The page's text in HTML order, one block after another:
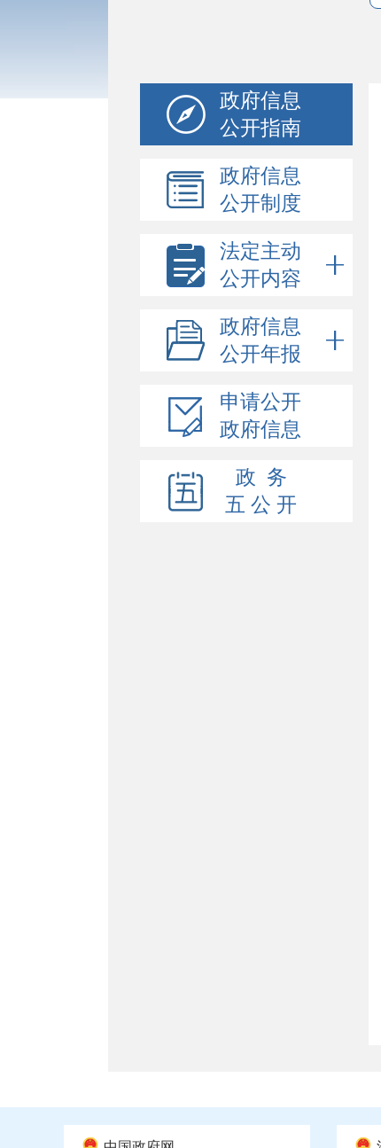
政府信息
公开指南
政府信息
公开制度
法定主动
公开内容
政府信息
公开年报
申请公开
政府信息
政 务
五 公 开